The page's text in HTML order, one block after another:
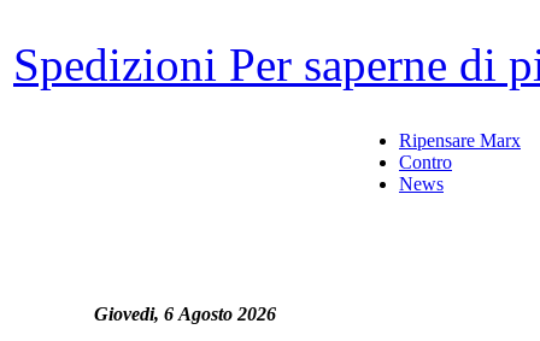
Spedizioni Per saperne di
Giovedi, 6 Agosto 2026
Ripensare Marx
Contro
News